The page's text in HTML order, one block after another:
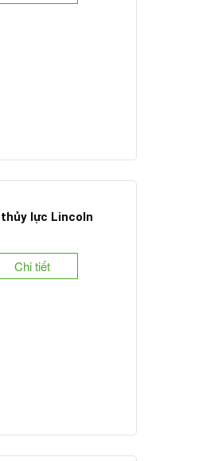
lực Lincoln
Chi tiết